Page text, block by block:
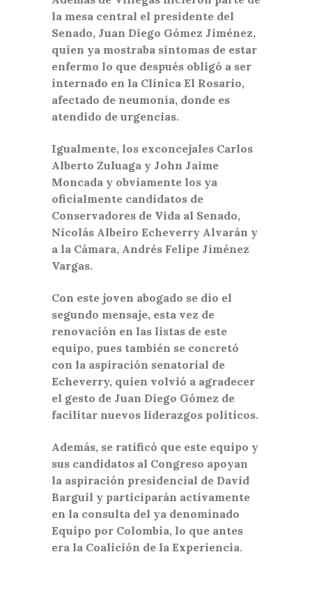
la mesa central el presidente del
Senado, Juan Diego Gómez Jiménez,
quien ya mostraba síntomas de estar
enfermo lo que después obligó a ser
internado en la Clínica El Rosario,
afectado de neumonía, donde es
atendido de urgencias.
Igualmente, los exconcejales Carlos
Alberto Zuluaga y John Jaime
Moncada y obviamente los ya
oficialmente candidatos de
Conservadores de Vida al Senado,
Nicolás Albeiro Echeverry Alvarán y
a la Cámara, Andrés Felipe Jiménez
Vargas.
Con este joven abogado se dio el
segundo mensaje, esta vez de
renovación en las listas de este
equipo, pues también se concretó
con la aspiración senatorial de
Echeverry, quien volvió a agradecer
el gesto de Juan Diego Gómez de
facilitar nuevos liderazgos políticos.
Además, se ratificó que este equipo y
sus candidatos al Congreso apoyan
la aspiración presidencial de David
Barguil y participarán activamente
en la consulta del ya denominado
Equipo por Colombia, lo que antes
era la Coalición de la Experiencia.